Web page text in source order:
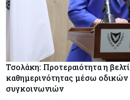
Τσολάκη: Προτεραιότητα η
καθημερινότητας μέσω οδικών
συγκοινωνιών